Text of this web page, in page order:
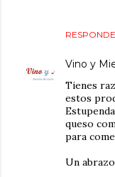
Vino y
Tienes
estos
queso
para
Un